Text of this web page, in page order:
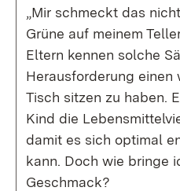
„Mir schmeckt das
Grüne auf meinem
Eltern kennen solche
Herausforderung einen
Tisch sitzen zu haben.
Kind die
damit es sich optimal
kann. Doch wie bringe
Geschmack?